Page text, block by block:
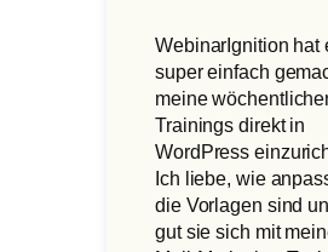
WebinarIgnition hat
super einfach
meine
Trainings direkt in
WordPress
Ich liebe, wie
die Vorlagen sind
gut sie sich mit